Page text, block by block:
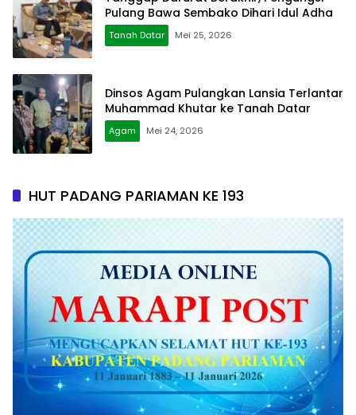
Pulang Bawa Sembako Dihari Idul Adha
Tanah Datar Mei 25, 2026
Dinsos Agam Pulangkan Lansia Terlantar
Muhammad Khutar ke Tanah Datar
Agam Mei 24, 2026
HUT PADANG PARIAMAN KE 193